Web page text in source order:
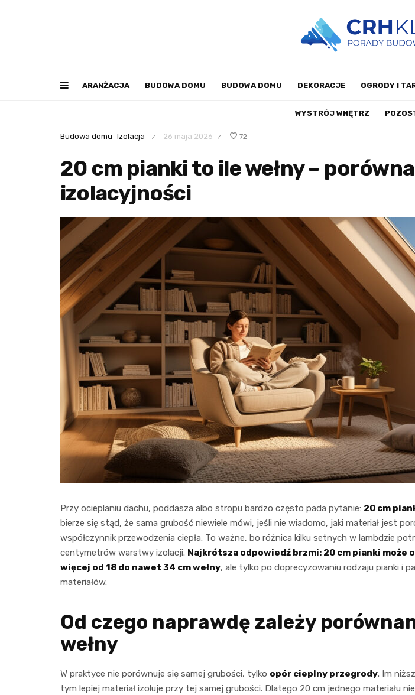
ARANŻACJA BUDOWA DOMU BUDOWA DOMU DEKORACJE OGRODY I
WYSTRÓJ WNĘTRZ
Budowa domu Izolacja / 26 maja 2026 / 72
20 cm pianki to ile wełny –
izolacyjności
Przy ocieplaniu dachu, poddasza albo stropu bardzo często pada pytanie: 20 cm
bierze się stąd, że sama grubość niewiele mówi, jeśli nie wiadomo, jaki materiał jest
współczynnik przewodzenia ciepła. To ważne, bo różnica kilku setnych w lambdzie
centymetrów warstwy izolacji. Najkrótsza odpowiedź brzmi: 20 cm pianki może
więcej od 18 do nawet 34 cm wełny, ale tylko po doprecyzowaniu rodzaju pianki i
materiałów.
Od czego naprawdę zależy
wełny
W praktyce nie porównuje się samej grubości, tylko opór cieplny przegrody. Im
tym lepiej materiał izoluje przy tej samej grubości. Dlatego 20 cm jednego materiału